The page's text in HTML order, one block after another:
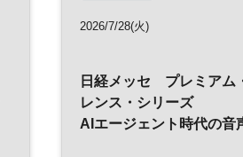
2026/7/28(火)
日経メッセ プレミアム
レンス・シリーズ
AIエージェント時代の音